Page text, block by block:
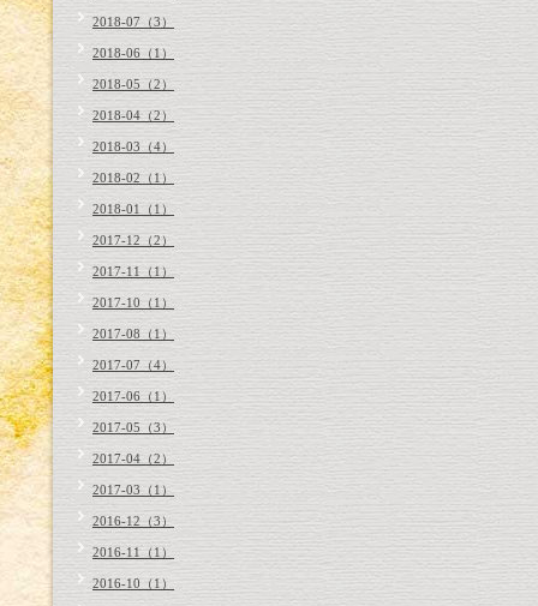
2018-07（3）
2018-06（1）
2018-05（2）
2018-04（2）
2018-03（4）
2018-02（1）
2018-01（1）
2017-12（2）
2017-11（1）
2017-10（1）
2017-08（1）
2017-07（4）
2017-06（1）
2017-05（3）
2017-04（2）
2017-03（1）
2016-12（3）
2016-11（1）
2016-10（1）